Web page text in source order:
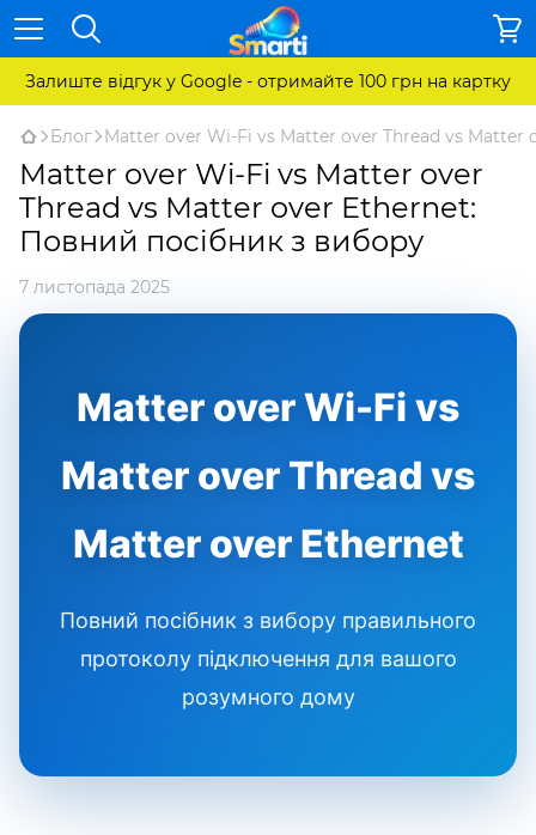
Залиште відгук у Google - отримайте 100 грн на картку
Блог Matter over Wi-Fi vs Matter over Thread vs Matter
Matter over Wi-Fi vs Matter over
Thread vs Matter over Ethernet:
Повний посібник з вибору
7 листопада 2025
Matter over Wi-Fi vs
Matter over Thread vs
Matter over Ethernet
Повний посібник з вибору правильного
протоколу підключення для вашого
розумного дому